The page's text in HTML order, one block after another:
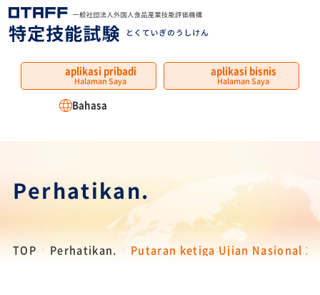
aplikasi pribadi
Halaman Saya
aplikasi bisnis
Halaman Saya
Bahasa
Perhatikan.
TOP Perhatikan. Putaran ketiga Ujian Nasional